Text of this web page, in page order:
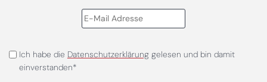
Ich habe die Datenschutzerklärunggelesen und bin damit
einverstanden*